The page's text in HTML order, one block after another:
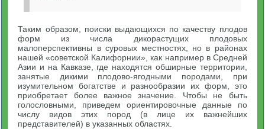
Таким образом, поиски выдающихся по качеству плодов
форм из числа дикорастущих плодовых
малоперспективны в суровых местностях, но в районах
нашей «советской Калифорнии», как например в Средней
Азии и на Кавказе, где находятся обширные территории,
занятые дикими плодово-ягодными породами, при
изумительном богатстве и разнообразии их форм, это
приобретает более важное значение. Чтобы не быть
голословными, приведем ориентировочные данные по
числу видов этих пород (в лице их важнейших
представителей) в указанных областях.